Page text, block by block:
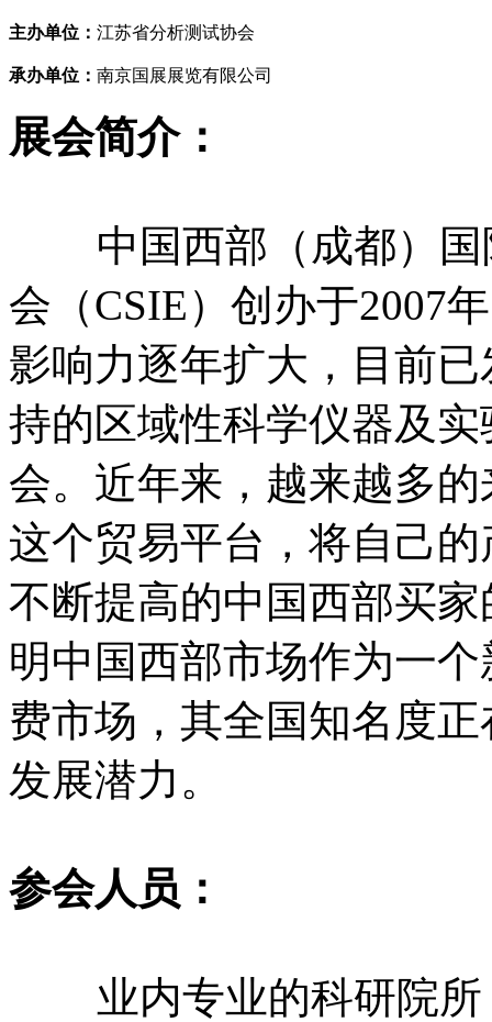
主办单位： 江苏省分析测试协会
承办单位： 南京国展展览有限公司
展会简介：
中国西部（成都）国
会（CSIE）创办于2007
影响力逐年扩大，目前
持的区域性科学仪器及
会。近年来，越来越多
这个贸易平台，将自己
不断提高的中国西部买
明中国西部市场作为一
费市场，其全国知名度
发展潜力。
参会人员：
业内专业的科研院所